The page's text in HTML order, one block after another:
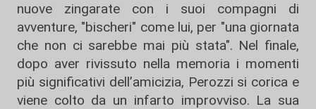
nuove zingarate con i suoi compagni di
avventure, "bischeri" come lui, per "una giornata
che non ci sarebbe mai più stata". Nel finale,
dopo aver rivissuto nella memoria i momenti
più significativi dell’amicizia, Perozzi si corica e
viene colto da un infarto improvviso. La sua